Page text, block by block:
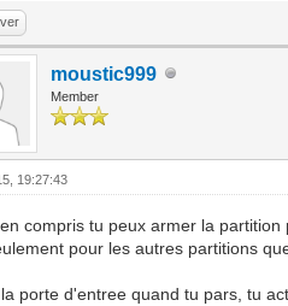
moustic999
Member
19:27:43
compris tu peux armer la partition
pour les autres partitions
porte d'entree quand tu pars, tu